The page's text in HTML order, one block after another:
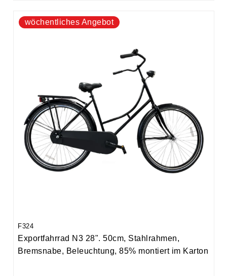
F324
Exportfahrrad N3 28". 50cm, Stahlrahmen,
Bremsnabe, Beleuchtung, 85% montiert im Karton
wöchentliches Angebot